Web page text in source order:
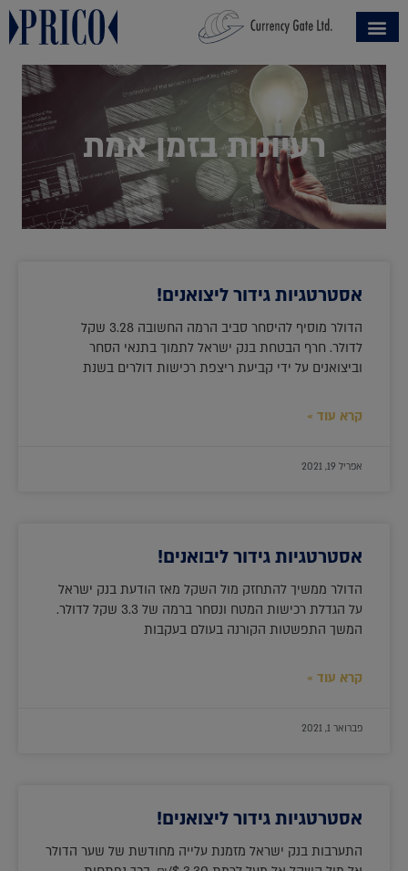
רעיונות בזמן אמת
אסטרטגיות גידור ליצואנים!
הדולר מוסיף להיסחר סביב הרמה החשובה 3.28 שקל
לדולר. חרף הבטחת בנק ישראל לתמוך בתנאי הסחר
וביצואנים על ידי קביעת ריצפת רכישות דולרים בשנת
קרא עוד »
אפריל 19, 2021
אסטרטגיות גידור ליבואנים!
הדולר ממשיך להתחזק מול השקל מאז הודעת בנק ישראל
על הגדלת רכישות המטח ונסחר ברמה של 3.3 שקל לדולר.
המשך התפשטות הקורנה בעולם בעקבות
קרא עוד »
פברואר 1, 2021
אסטרטגיות גידור ליצואנים!
התערבות בנק ישראל מזמנת עלייה מחודשת של שער הדולר